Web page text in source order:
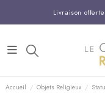
Livraison
Entreprise
Support
Commandez
Accueil Objets Religieux